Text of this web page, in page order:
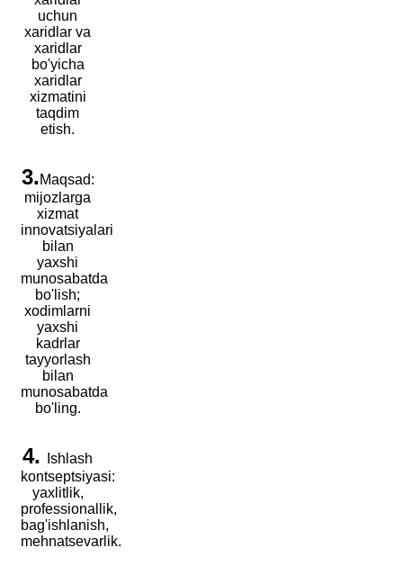
uchun
xaridlar va
xaridlar
bo'yicha
xaridlar
xizmatini
taqdim
etish.
3. Maqsad:
mijozlarga
xizmat
innovatsiyalari
bilan
yaxshi
munosabatda
bo'lish;
xodimlarni
yaxshi
kadrlar
tayyorlash
bilan
munosabatda
bo'ling.
4.
Ishlash
kontseptsiyasi:
yaxlitlik,
professionallik,
bag'ishlanish,
mehnatsevarlik.